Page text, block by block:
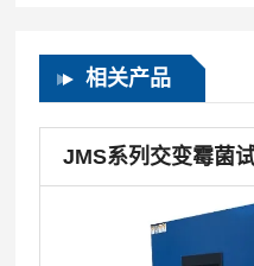
相关产品
系列交变霉菌试验箱